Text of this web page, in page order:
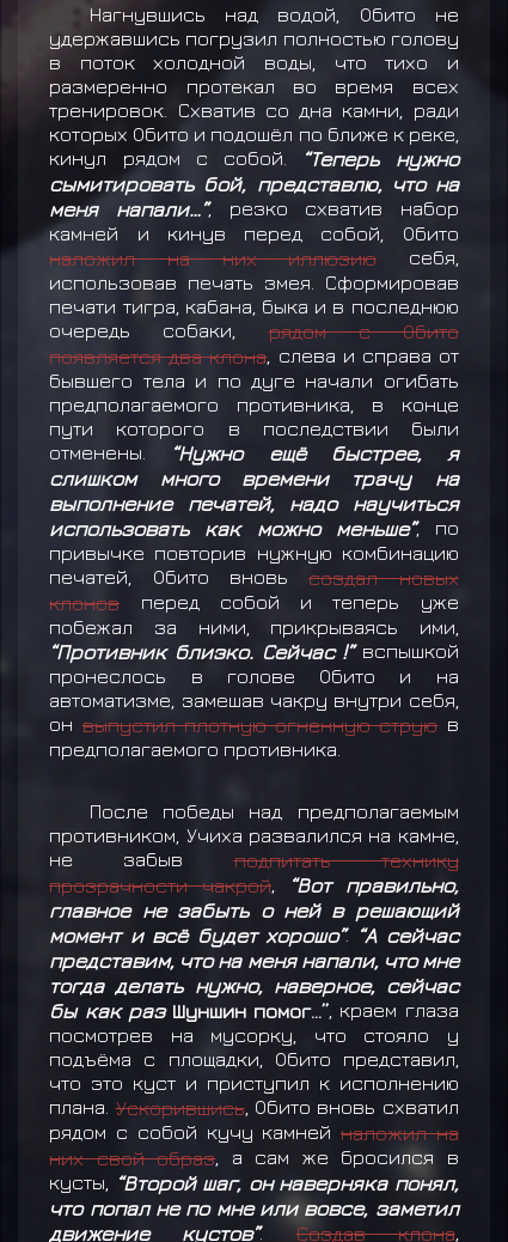
Нагнувшись над водой, Обито не
удержавшись погрузил полностью голову
в поток холодной воды, что тихо и
размеренно протекал во время всех
тренировок. Схватив со дна камни, ради
которых Обито и подошёл по ближе к реке,
кинул рядом с собой.
“Теперь нужно
сымитировать бой, представлю, что на
меня напали…”, резко схватив набор
камней и кинув перед собой, Обито
наложил на них иллюзию себя,
использовав печать змея. Сформировав
печати тигра, кабана, быка и в последнюю
очередь собаки,рядом с Обито
появляется два клона, слева и справа от
бывшего тела и по дуге начали огибать
предполагаемого противника, в конце
пути которого в последствии были
отменены.
“Нужно ещё быстрее, я
слишком много времени трачу на
выполнение печатей, надо научиться
использовать как можно меньше”, по
привычке повторив нужную комбинацию
печатей, Обито вновьсоздал новых
клоновперед собой и теперь уже
побежал за ними, прикрываясь ими,
“Противник близко. Сейчас !”вспышкой
пронеслось в голове Обито и на
автоматизме, замешав чакру внутри себя,
онвыпустил плотную огненную струюв
предполагаемого противника.
После победы над предполагаемым
противником, Учиха развалился на камне,
не забывподпитать технику
прозрачности чакрой
“Вот правильно,
главное не забыть о ней в решающий
момент и всё будет хорошо”. “А сейчас
представим, что на меня напали, что мне
тогда делать нужно, наверное, сейчас
бы как разШуншин помог…” , краем глаза
посмотрев на мусорку, что стояло у
подъёма с площадки, Обито представил,
что это куст и приступил к исполнению
плана.Ускорившись, Обито вновь схватил
рядом с собой кучу камней наложил на
них свой образ, а сам же бросился в
кусты,
“Второй шаг, он наверняка понял,
что попал не по мне или вовсе, заметил
движение кустов”.Создав клона,